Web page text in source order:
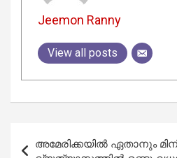
Jeemon Ranny
View all posts
അമേരിക്കയിൽ ഏതാനും